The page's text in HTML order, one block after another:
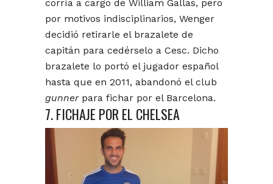
corría a cargo de William Gallas, pero
por motivos indisciplinarios, Wenger
decidió retirarle el brazalete de
capitán para cedérselo a Cesc. Dicho
brazalete lo portó el jugador español
hasta que en 2011, abandonó el club
gunnerpara fichar por el Barcelona.
7. FICHAJE POR EL CHELSEA